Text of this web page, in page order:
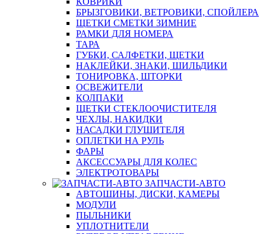
БРЫЗГОВИКИ, ВЕТРОВИКИ, СПОЙЛЕРА
ЩЕТКИ СМЕТКИ ЗИМНИЕ
РАМКИ ДЛЯ НОМЕРА
ТАРА
ГУБКИ, САЛФЕТКИ, ЩЕТКИ
НАКЛЕЙКИ, ЗНАКИ, ШИЛЬДИКИ
ТОНИРОВКА, ШТОРКИ
ОСВЕЖИТЕЛИ
КОЛПАКИ
ЩЕТКИ СТЕКЛООЧИСТИТЕЛЯ
ЧЕХЛЫ, НАКИДКИ
НАСАДКИ ГЛУШИТЕЛЯ
ОПЛЕТКИ НА РУЛЬ
ФАРЫ
АКСЕССУАРЫ ДЛЯ КОЛЕС
ЭЛЕКТРОТОВАРЫ
ЗАПЧАСТИ-АВТО
АВТОШИНЫ, ДИСКИ, КАМЕРЫ
МОДУЛИ
ПЫЛЬНИКИ
УПЛОТНИТЕЛИ